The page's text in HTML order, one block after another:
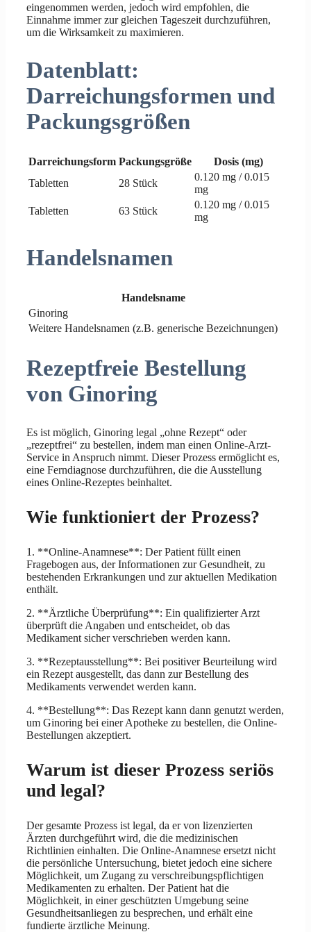
eingenommen werden, jedoch wird empfohlen, die
Einnahme immer zur gleichen Tageszeit durchzuführen,
um die Wirksamkeit zu maximieren.
Datenblatt:
Darreichungsformen und
Packungsgrößen
Darreichungsform Packungsgröße
Dosis (mg)
Tabletten
28 Stück
0.120 mg / 0.015
mg
Tabletten
63 Stück
0.120 mg / 0.015
mg
Handelsnamen
Handelsname
Ginoring
Weitere Handelsnamen (z.B. generische Bezeichnungen)
Rezeptfreie Bestellung
von Ginoring
Es ist möglich, Ginoring legal „ohne Rezept“ oder
„rezeptfrei“ zu bestellen, indem man einen Online-Arzt-
Service in Anspruch nimmt. Dieser Prozess ermöglicht es,
eine Ferndiagnose durchzuführen, die die Ausstellung
eines Online-Rezeptes beinhaltet.
Wie funktioniert der Prozess?
1. **Online-Anamnese**: Der Patient füllt einen
Fragebogen aus, der Informationen zur Gesundheit, zu
bestehenden Erkrankungen und zur aktuellen Medikation
enthält.
2. **Ärztliche Überprüfung**: Ein qualifizierter Arzt
überprüft die Angaben und entscheidet, ob das
Medikament sicher verschrieben werden kann.
3. **Rezeptausstellung**: Bei positiver Beurteilung wird
ein Rezept ausgestellt, das dann zur Bestellung des
Medikaments verwendet werden kann.
4. **Bestellung**: Das Rezept kann dann genutzt werden,
um Ginoring bei einer Apotheke zu bestellen, die Online-
Bestellungen akzeptiert.
Warum ist dieser Prozess seriös
und legal?
Der gesamte Prozess ist legal, da er von lizenzierten
Ärzten durchgeführt wird, die die medizinischen
Richtlinien einhalten. Die Online-Anamnese ersetzt nicht
die persönliche Untersuchung, bietet jedoch eine sichere
Möglichkeit, um Zugang zu verschreibungspflichtigen
Medikamenten zu erhalten. Der Patient hat die
Möglichkeit, in einer geschützten Umgebung seine
Gesundheitsanliegen zu besprechen, und erhält eine
fundierte ärztliche Meinung.